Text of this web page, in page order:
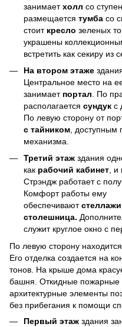
занимаетхолл со
размещается тумба со
стоит кресло зеленых
украшены
встретить как секиру из
На втором этаже
Центральное место на
занимает портал . По
располагается сундук с
По левую сторону от
с тайником , доступным
механизма.
Третий этаж здания
как рабочий кабинет, и
Стрэндж работает с
Комфорт работы ему
обеспечиваютстеллажи
столешница.
служит круглое окно с
По левую сторону находится
Его отделка создается на
тонов. На крыше дома
башня. Откидные пожарные
архитектурные элементы
без прибегания к помощи
Первый этаж здания